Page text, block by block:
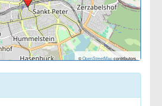
© OpenStreetMapcontributors.